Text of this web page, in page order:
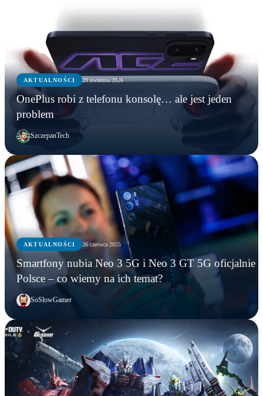
AKTUALNOŚCI 29 kwietnia 2026
OnePlus robi z telefonu konsolę… ale jest jeden
problem
SzczepanTech
AKTUALNOŚCI 26 czerwca 2025
Smartfony nubia Neo 3 5G i Neo 3 GT 5G oficjalnie
Polsce – co wiemy na ich temat?
SoSlowGamer